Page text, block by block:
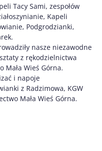
Tacy Sami, zespołów
Kapeli
Podgrodzianki,
nasze niezawodne
z rękodzielnictwa
Mała Wieś Górna.
i napoje
z Radzimowa, KGW
Mała Wieś Górna.